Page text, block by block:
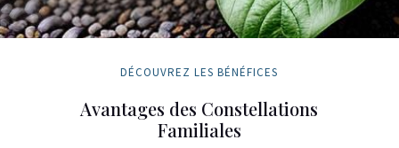
DÉCOUVREZ LES BÉNÉFICES
Avantages des Constellations
Familiales